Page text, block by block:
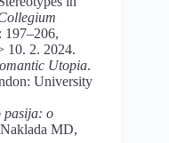
197–206,
10. 2. 2024.
Utopia.
University
pasija: o
MD,